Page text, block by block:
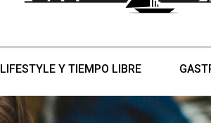
LIFESTYLE Y TIEMPO LIBRE